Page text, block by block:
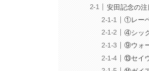
安田記念の
①レー
④シッ
⑨ウォ
⑬セイ